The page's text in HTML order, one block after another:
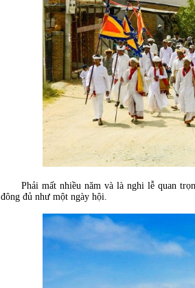
Phải mất nhiều năm và là nghi lễ quan
đông đủ như một ngày hội.